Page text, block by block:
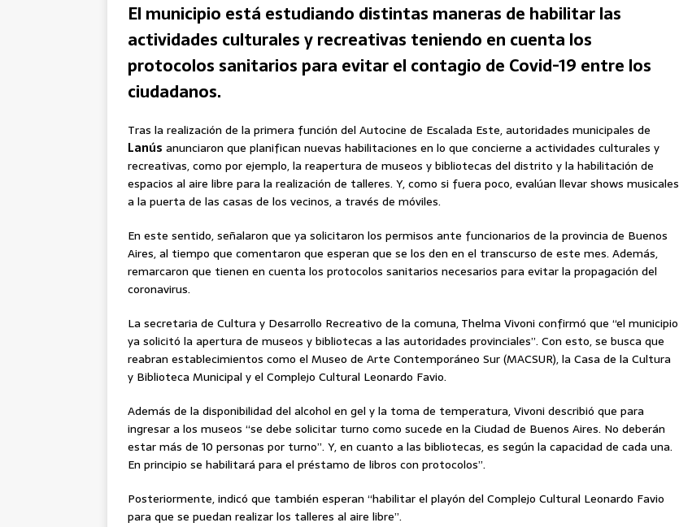
El municipio está estudiando distintas maneras de habilitar las
actividades culturales y recreativas teniendo en cuenta los
protocolos sanitarios para evitar el contagio de Covid-19 entre los
ciudadanos.
Tras la realización de la primera función del Autocine de Escalada Este, autoridades municipales de
Lanús anunciaron que planifican nuevas habilitaciones en lo que concierne a actividades culturales y
recreativas, como por ejemplo, la reapertura de museos y bibliotecas del distrito y la habilitación de
espacios al aire libre para la realización de talleres. Y, como si fuera poco, evalúan llevar shows musicales
a la puerta de las casas de los vecinos, a través de móviles.
En este sentido, señalaron que ya solicitaron los permisos ante funcionarios de la provincia de Buenos
Aires, al tiempo que comentaron que esperan que se los den en el transcurso de este mes. Además,
remarcaron que tienen en cuenta los protocolos sanitarios necesarios para evitar la propagación del
coronavirus.
La secretaria de Cultura y Desarrollo Recreativo de la comuna, Thelma Vivoni confirmó que “el municipio
ya solicitó la apertura de museos y bibliotecas a las autoridades provinciales”. Con esto, se busca que
reabran establecimientos como el Museo de Arte Contemporáneo Sur (MACSUR), la Casa de la Cultura
y Biblioteca Municipal y el Complejo Cultural Leonardo Favio.
Además de la disponibilidad del alcohol en gel y la toma de temperatura, Vivoni describió que para
ingresar a los museos “se debe solicitar turno como sucede en la Ciudad de Buenos Aires. No deberán
estar más de 10 personas por turno”. Y, en cuanto a las bibliotecas, es según la capacidad de cada una.
En principio se habilitará para el préstamo de libros con protocolos”.
Posteriormente, indicó que también esperan “habilitar el playón del Complejo Cultural Leonardo Favio
para que se puedan realizar los talleres al aire libre”.